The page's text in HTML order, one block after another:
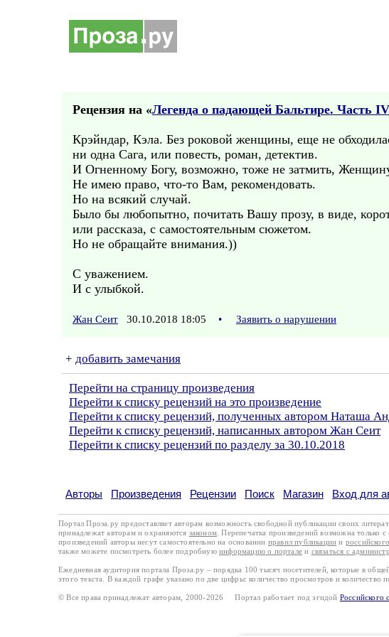
Рецензия на «Легенда о падающей Бальтире. Часть
Крэйндар, Кэла. Без роковой женщины, еще не
ни одна Сага, или повесть, роман, детектив.
И Огненному Богу, возможно, тоже не затмить,
Не имею право, что-то Вам, рекомендовать.
Но на всякий случай.
Было бы любопытно, почитать Вашу прозу, в виде,
или рассказа, с самостоятельным сюжетом.
Но не обращайте внимания.))
С уважением.
И с улыбкой.
Жан Сеит 30.10.2018 18:05 • Заявить о нарушении
+ добавить замечания
Перейти на страницу произведения
Перейти к списку рецензий на это произведение
Перейти к списку рецензий, полученных автором Наташа
Перейти к списку рецензий, написанных автором Жан Сеит
Перейти к списку рецензий по разделу за 30.10.2018
Авторы Произведения Рецензии Поиск Магазин Вход для
Портал Проза.ру предоставляет авторам возможность свободной публикации своих
принадлежат авторам и охраняются законом . Перепечатка произведений возможна только
произведений авторы несут самостоятельно на основании правил публикации и
также можете посмотреть более подробную информацию о портале и связаться с
Ежедневная аудитория портала Проза.ру – порядка 100 тысяч посетителей, которые в
этого текста. В каждой графе указано по две цифры: количество просмотров и количество
© Все права принадлежат авторам, 2000-2026 Портал работает под эгидой Российского